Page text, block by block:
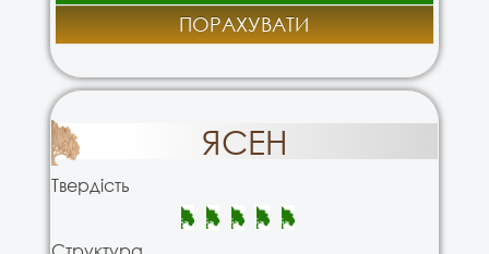
ПОРАХУВАТИ
ЯСЕН
Твердість